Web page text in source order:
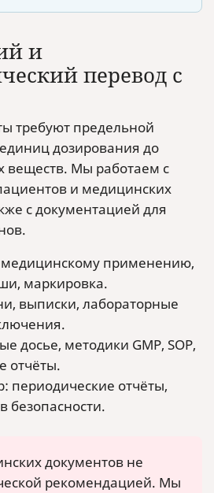
и
перевод с
требуют предельной
дозирования до
веществ. Мы работаем с
и медицинских
с документацией для
медицинскому применению,
маркировка.
выписки, лабораторные
досье, методики GMP, SOP,
отчёты.
периодические отчёты,
безопасности.
документов не
рекомендацией. Мы